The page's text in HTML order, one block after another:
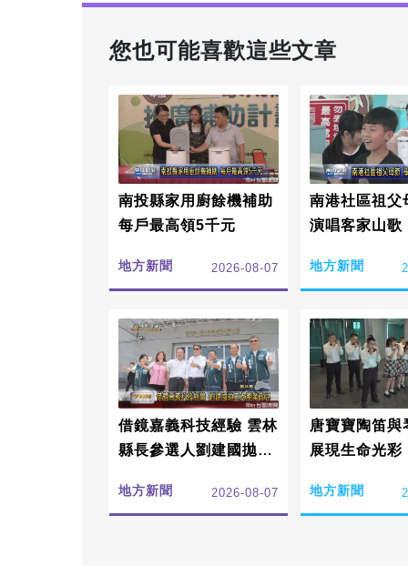
您也可能喜歡這些文章
南投縣家用廚餘機補助
每戶最高領5千元
地方新聞 2026-08-07
南港社區祖父
演唱客家山歌
地方新聞
借鏡嘉義科技經驗 雲林
縣長參選人劉建國拋3
地方新聞 2026-08-07
唐寶寶陶笛與
展現生命光彩
地方新聞